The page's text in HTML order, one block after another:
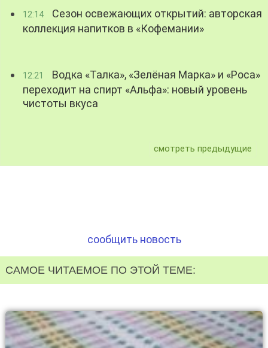
12:14
Сезон освежающих открытий: авторская
коллекция напитков в «Кофемании»
12:21
Водка «Талка», «Зелёная Марка» и «Роса»
переходит на спирт «Альфа»: новый уровень
чистоты вкуса
смотреть предыдущие
сообщить новость
САМОЕ ЧИТАЕМОЕ ПО ЭТОЙ ТЕМЕ: